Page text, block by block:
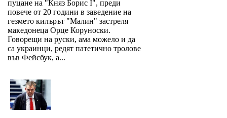
пуцане на "Княз Борис I", преди
повече от 20 години в заведение на
гезмето килърът "Малин" застреля
македонеца Орце Коруноски.
Говорещи на руски, ама можело и да
са украинци, редят патетично тролове
във Фейсбук, а...